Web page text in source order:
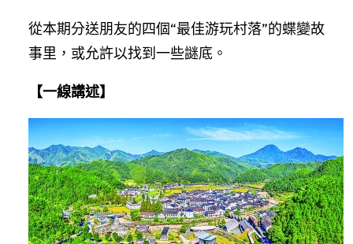
從本期分送朋友的四個“最佳游玩村落”的蝶變故
事里，或允許以找到一些謎底。
【一線講述】